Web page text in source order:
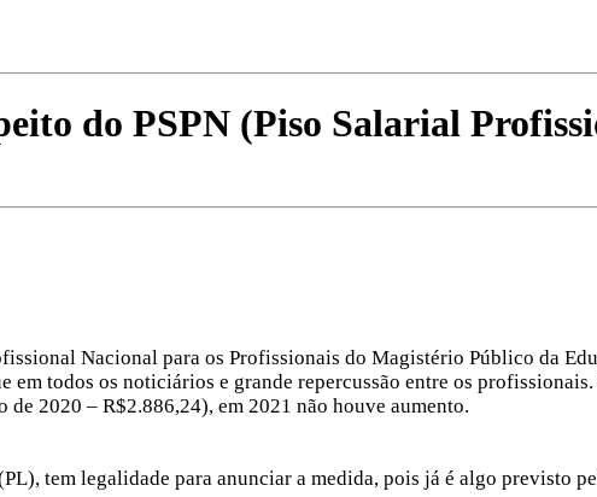
do PSPN (Piso Salarial
Nacional para os Profissionais do Magistério Público da
em todos os noticiários e grande repercussão entre os
de 2020 – R$2.886,24), em 2021 não houve aumento.
tem legalidade para anunciar a medida, pois já é algo previsto